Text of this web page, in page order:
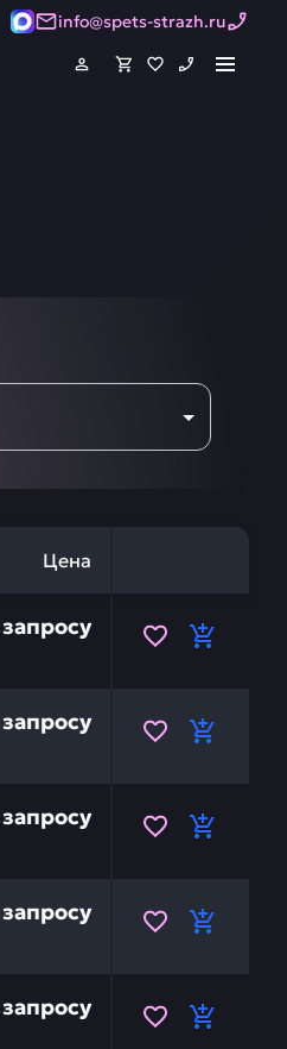
info@spets-strazh.ru
Цена
в
в
в бесперебойную
в
в